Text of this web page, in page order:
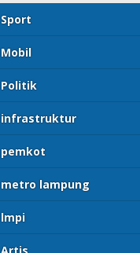
Sport
Mobil
Politik
infrastruktur
pemkot
metro lampung
lmpi